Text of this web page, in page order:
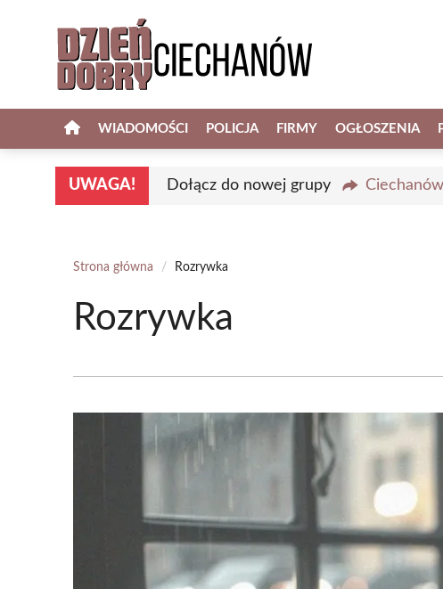
WIADOMOŚCI POLICJA FIRMY OGŁOSZENIA
UWAGA! Dołącz do nowej grupy
Strona główna / Rozrywka
Rozrywka